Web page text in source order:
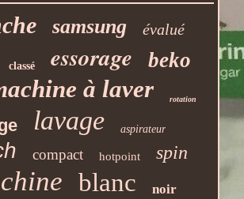
samsung évalué
classé essorage beko
à laver rotation
lavage aspirateur
compact hotpoint spin
blanc noir